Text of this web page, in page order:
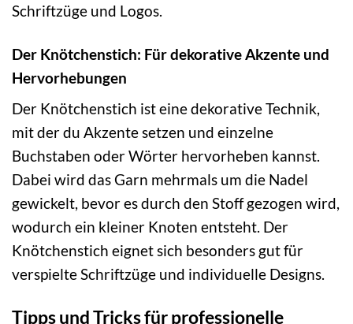
Schriftzüge und Logos.
Der Knötchenstich: Für dekorative Akzente und
Hervorhebungen
Der Knötchenstich ist eine dekorative Technik,
mit der du Akzente setzen und einzelne
Buchstaben oder Wörter hervorheben kannst.
Dabei wird das Garn mehrmals um die Nadel
gewickelt, bevor es durch den Stoff gezogen wird,
wodurch ein kleiner Knoten entsteht. Der
Knötchenstich eignet sich besonders gut für
verspielte Schriftzüge und individuelle Designs.
Tipps und Tricks für professionelle